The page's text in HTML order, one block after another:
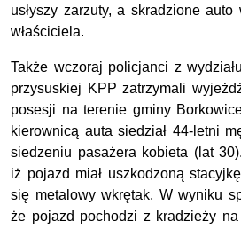
usłyszy zarzuty, a skradzione
właściciela.
Także wczoraj policjanci z
przysuskiej KPP zatrzymali
posesji na terenie gminy
kierownicą auta siedział 44-letni
siedzeniu pasażera kobieta (lat
iż pojazd miał uszkodzoną
się metalowy wkrętak. W wyniku
że pojazd pochodzi z kradzieży